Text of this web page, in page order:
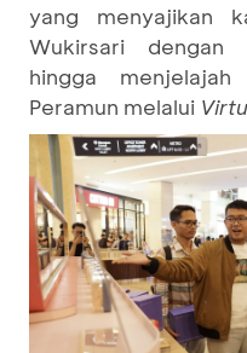
yang menyajikan
Wukirsari dengan
hingga
Peramun melalui